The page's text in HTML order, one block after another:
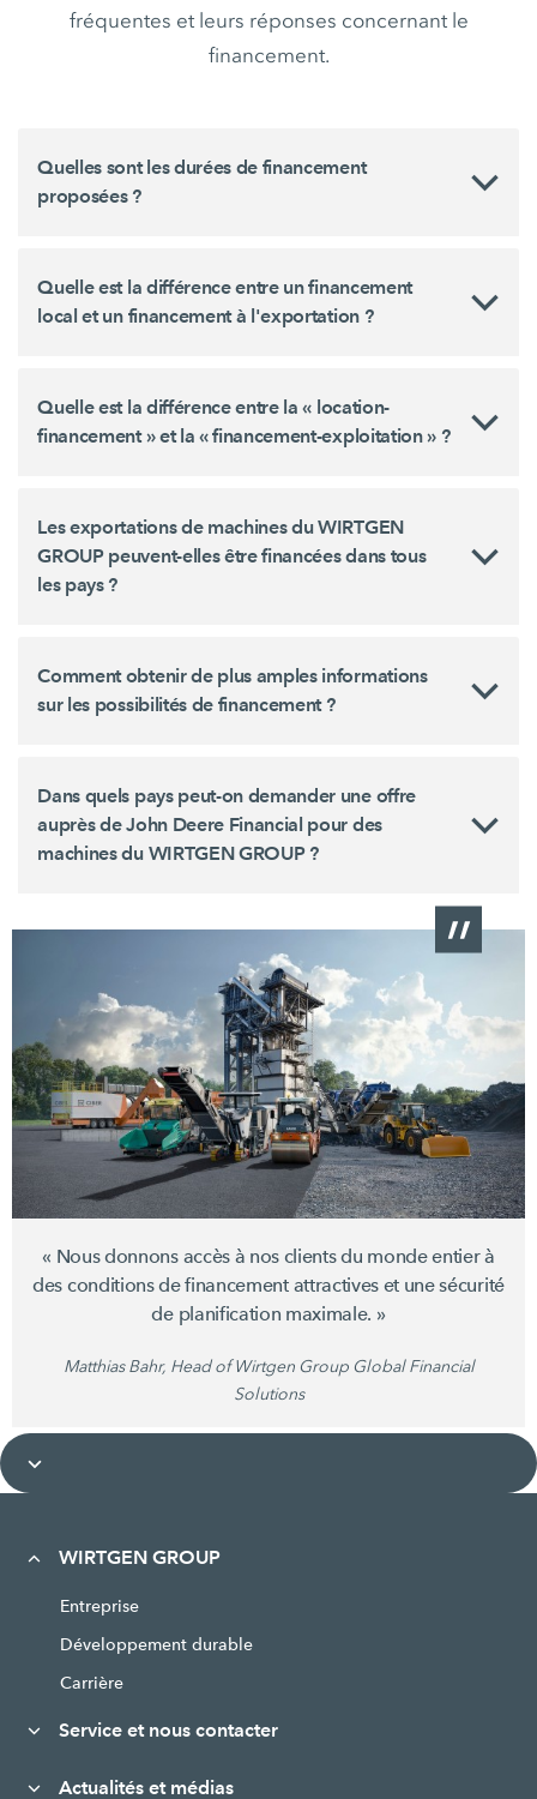
fréquentes et leurs réponses concernant le
financement.
Quelles sont les durées de financement
proposées ?
Quelle est la différence entre un financement
local et un financement à l'exportation ?
Quelle est la différence entre la « location-
financement » et la « financement-exploitation » ?
Les exportations de machines du WIRTGEN
GROUP peuvent-elles être financées dans tous
les pays ?
Comment obtenir de plus amples informations
sur les possibilités de financement ?
Dans quels pays peut-on demander une offre
auprès de John Deere Financial pour des
machines du WIRTGEN GROUP ?
« Nous donnons accès à nos clients du monde entier à
des conditions de financement attractives et une sécurité
de planification maximale. »
Matthias Bahr, Head of Wirtgen Group Global Financial
Solutions
WIRTGEN GROUP
Entreprise
Développement durable
Carrière
Service et nous contacter
Actualités et médias